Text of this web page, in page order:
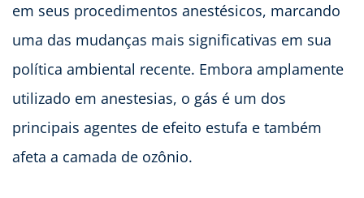
em seus procedimentos anestésicos, marcando
uma das mudanças mais significativas em sua
política ambiental recente. Embora amplamente
utilizado em anestesias, o gás é um dos
principais agentes de efeito estufa e também
afeta a camada de ozônio.